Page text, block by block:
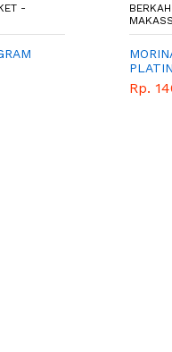
-
GRAM
Rp.